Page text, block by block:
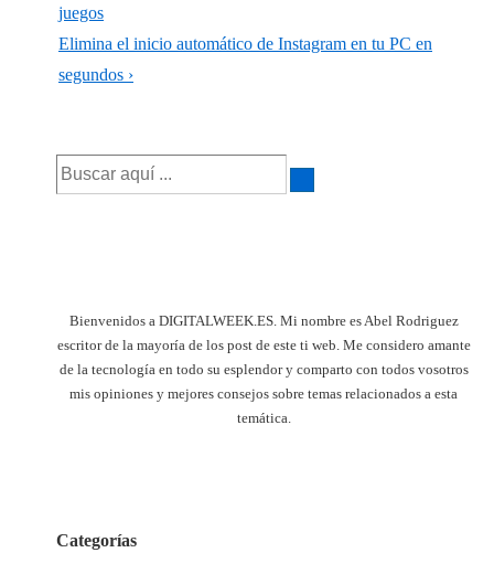
de
entradas
entrada
anterior
es
juegos
La
entrada
Elimina el inicio automático de Instagram en tu PC en
segundos ›
Buscar
Bienvenidos a DIGITALWEEK.ES. Mi nombre es Abel Rodriguez
escritor de la mayoría de los post de este ti web. Me considero amante
de la tecnología en todo su esplendor y comparto con todos vosotros
mis opiniones y mejores consejos sobre temas relacionados a esta
temática.
Categorías